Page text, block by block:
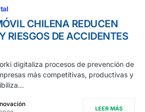
CHILENA REDUCEN
RIESGOS DE ACCIDENTES
digitaliza procesos de prevención de
más competitivas, productivas y
LEER MÁS